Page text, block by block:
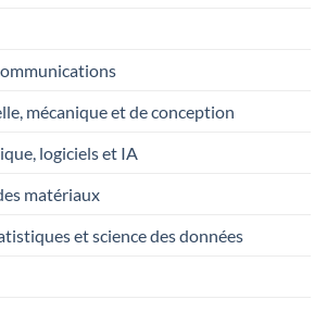
mécanique et de conception
logiciels et IA
matériaux
et science des données